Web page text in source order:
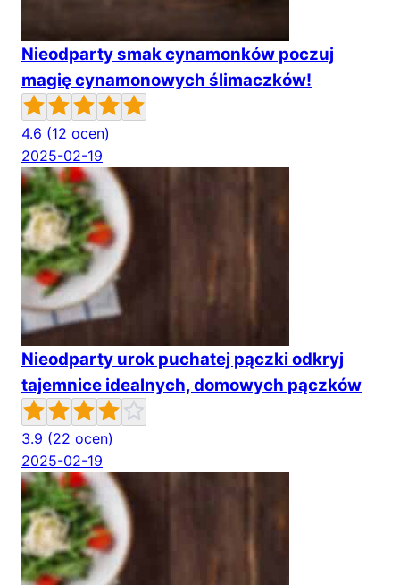
Nieodparty smak cynamonków poczuj
magię cynamonowych ślimaczków!
4.6 (12 ocen)
2025-02-19
Nieodparty urok puchatej pączki odkryj
tajemnice idealnych, domowych pączków
3.9 (22 ocen)
2025-02-19